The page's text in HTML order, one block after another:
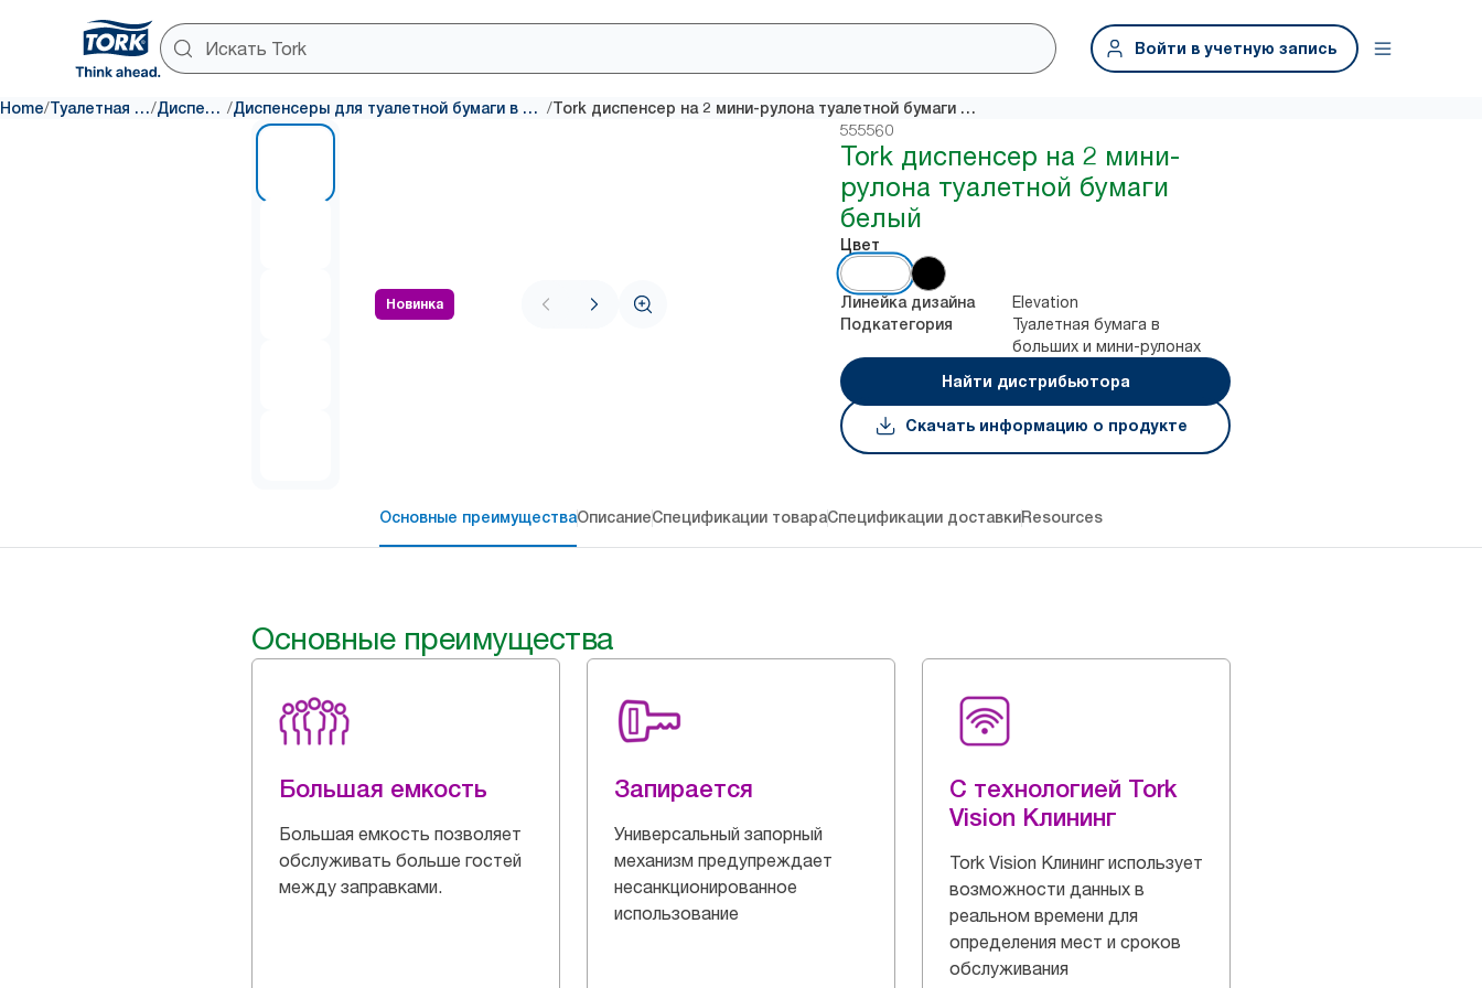
Войти в учетную запись
Home/ Туалетная бумага/ Диспенсеры / Диспенсеры для туалетной бумаги в больших рулонах / Tork диспенсер на 2 мини-рулона туалетной бумаги белый
Новинка
1 of 5
555560
Tork диспенсер на 2 мини-
рулона туалетной бумаги
белый
Цвет
Линейка дизайна Elevation
Подкатегория
Туалетная бумага в
больших и мини-рулонах
Найти дистрибьютора
Скачать информацию о продукте
Основные преимуществаОписаниеСпецификации товараСпецификации доставкиResources
Основные преимущества
Большая емкость
Большая емкость позволяет
обслуживать больше гостей
между заправками.
Запирается
Универсальный запорный
механизм предупреждает
несанкционированное
использование
С технологией Tork
Vision Клининг
Tork Vision Клининг использует
возможности данных в
реальном времени для
определения мест и сроков
обслуживания